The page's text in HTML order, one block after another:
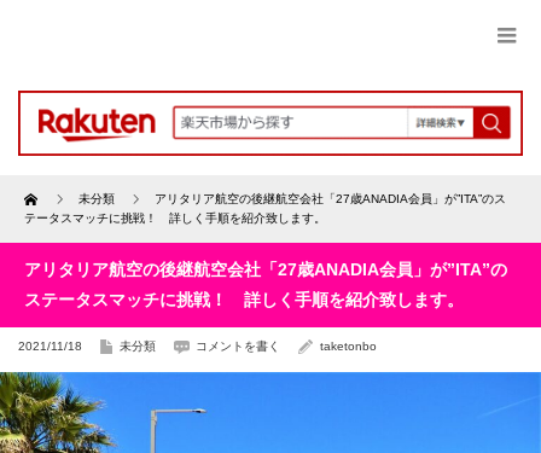
Home 未分類
アリタリア航空の後継航空会社「27歳ANADIA会員」が”ITA”のス
テータスマッチに挑戦！ 詳しく手順を紹介致します。
アリタリア航空の後継航空会社「27歳ANADIA会員」が”ITA”の
ステータスマッチに挑戦！ 詳しく手順を紹介致します。
2021/11/18 未分類 コメントを書く taketonbo